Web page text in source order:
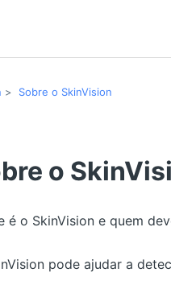
Sobre o SkinVision
o
é o SkinVision e quem
pode ajudar a